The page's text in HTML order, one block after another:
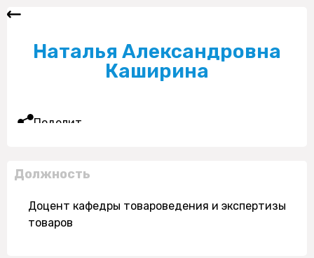
Наталья Александровна
Каширина
Поделиться
Должность
Доцент кафедры товароведения и экспертизы
товаров